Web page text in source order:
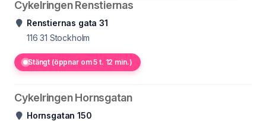
Cykelringen Renstiernas
Renstiernas gata 31
116 31 Stockholm
Stängt (öppnar om 5 t. 12 min.)
Cykelringen Hornsgatan
Hornsgatan 150